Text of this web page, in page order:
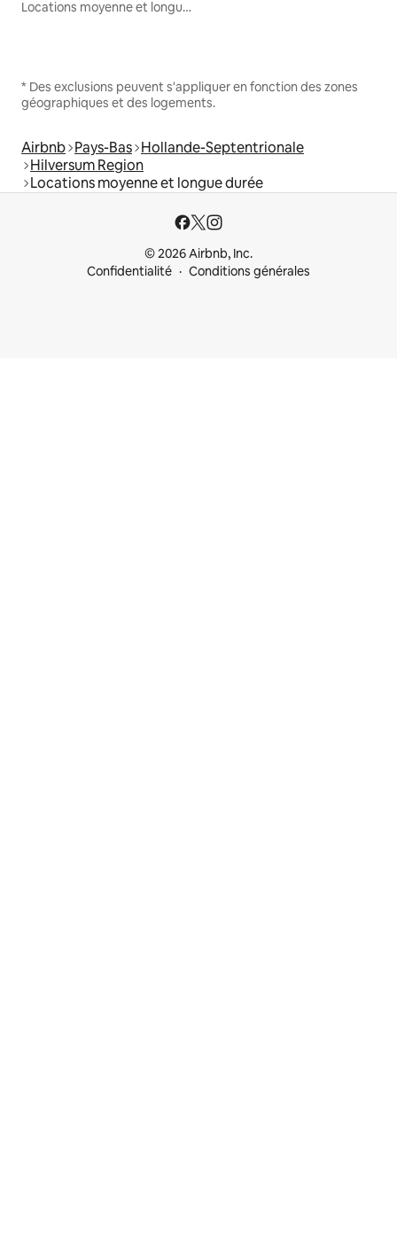
Locations moyenne et longue durée
* Des exclusions peuvent s'appliquer en fonction des zones
géographiques et des logements.
Airbnb Pays-Bas Hollande-Septentrionale
Hilversum Region
Locations moyenne et longue durée
© 2026 Airbnb, Inc.
Confidentialité
Conditions générales